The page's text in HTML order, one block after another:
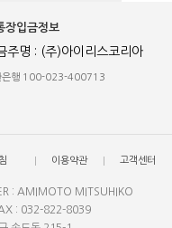
장입금정보
주명 : (주)아이리스코리아
은행 100-023-400713
이용약관 고객센터
: AMIMOTO MITSUHIKO
: 032-822-8039